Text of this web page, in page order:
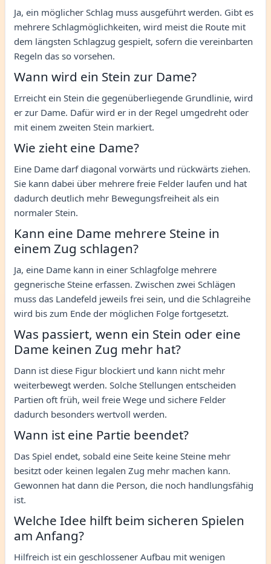
Ja, ein möglicher Schlag muss ausgeführt werden. Gibt es
mehrere Schlagmöglichkeiten, wird meist die Route mit
dem längsten Schlagzug gespielt, sofern die vereinbarten
Regeln das so vorsehen.
Wann wird ein Stein zur Dame?
Erreicht ein Stein die gegenüberliegende Grundlinie, wird
er zur Dame. Dafür wird er in der Regel umgedreht oder
mit einem zweiten Stein markiert.
Wie zieht eine Dame?
Eine Dame darf diagonal vorwärts und rückwärts ziehen.
Sie kann dabei über mehrere freie Felder laufen und hat
dadurch deutlich mehr Bewegungsfreiheit als ein
normaler Stein.
Kann eine Dame mehrere Steine in
einem Zug schlagen?
Ja, eine Dame kann in einer Schlagfolge mehrere
gegnerische Steine erfassen. Zwischen zwei Schlägen
muss das Landefeld jeweils frei sein, und die Schlagreihe
wird bis zum Ende der möglichen Folge fortgesetzt.
Was passiert, wenn ein Stein oder eine
Dame keinen Zug mehr hat?
Dann ist diese Figur blockiert und kann nicht mehr
weiterbewegt werden. Solche Stellungen entscheiden
Partien oft früh, weil freie Wege und sichere Felder
dadurch besonders wertvoll werden.
Wann ist eine Partie beendet?
Das Spiel endet, sobald eine Seite keine Steine mehr
besitzt oder keinen legalen Zug mehr machen kann.
Gewonnen hat dann die Person, die noch handlungsfähig
ist.
Welche Idee hilft beim sicheren Spielen
am Anfang?
Hilfreich ist ein geschlossener Aufbau mit wenigen